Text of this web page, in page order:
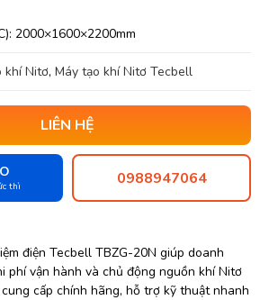
2000×1600×2200mm
khí Nitơ, Máy tạo khí Nitơ Tecbell
LIÊN HỆ
thì 0988947064
điện Tecbell TBZG-20N giúp doanh
phí vận hành và chủ động nguồn khí Nitơ
cấp chính hãng, hỗ trợ kỹ thuật nhanh